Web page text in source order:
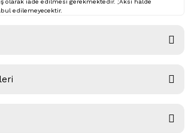
olarak iade edilmesi gerekmektedir. ;Aksi halde
edilemeyecektir.